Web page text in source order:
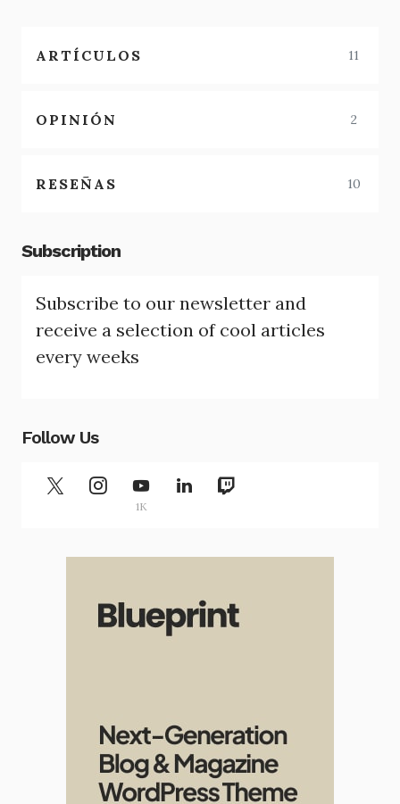
ARTÍCULOS 11
OPINIÓN 2
RESEÑAS 10
Subscription
Subscribe to our newsletter and
receive a selection of cool articles
every weeks
Follow Us
1K